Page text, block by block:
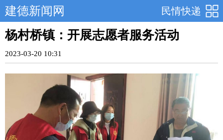
民情快递
建德新闻网
杨村桥镇：开展志愿者服务活动
2023-03-20 10:31